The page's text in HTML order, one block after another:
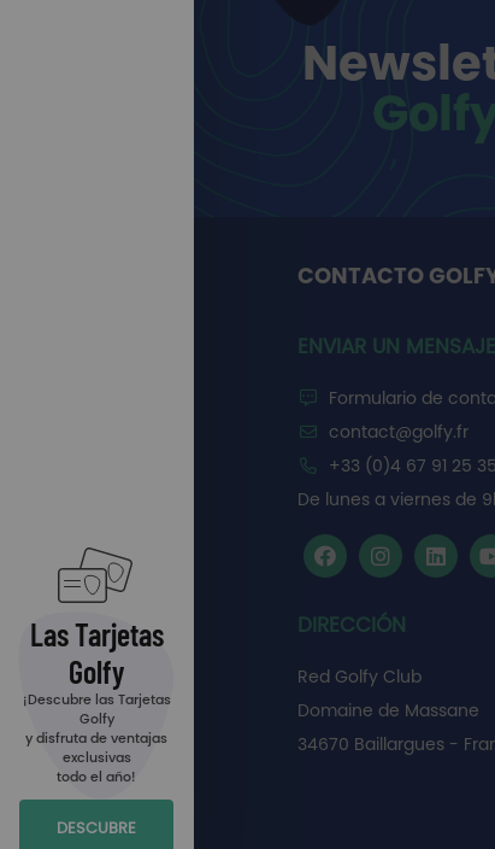
Las Tarjetas
Golfy
¡Descubre las Tarjetas
Golfy
y disfruta de ventajas
exclusivas
todo el año!
DESCUBRE
CONTACTO
ENVIAR UN MENSAJE
Formulario de
contact@golfy.fr
+33 (0)4 67 91 25 35
De lunes a viernes de
DIRECCIÓN
Red Golfy Club
Domaine de Massane
34670 Baillargues -